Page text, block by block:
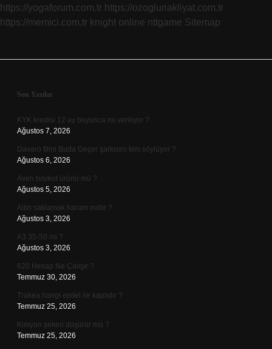
https://yogaforum.com.tr https://ozoglunakliyat.com.tr
https://memici.com.tr knight online nttgame Sitemap
Sidebar
Son Yazılar
KYK kredisi 12 ay boyunca mı veriliyor ?
Ağustos 7, 2026
Davaro filmi Buda Geçer şarkısını kim söylüyor ?
Ağustos 6, 2026
Aven boykot ürünü mü ?
Ağustos 5, 2026
Altın saklamak haram mıdır ?
Ağustos 3, 2026
A3 35-50 mi ?
Ağustos 3, 2026
620 Hesap Ne Çalışır ?
Temmuz 30, 2026
Trakea hangi epitel ile kaplıdır ?
Temmuz 25, 2026
Kimyon şekeri düşürür mü ?
Temmuz 25, 2026